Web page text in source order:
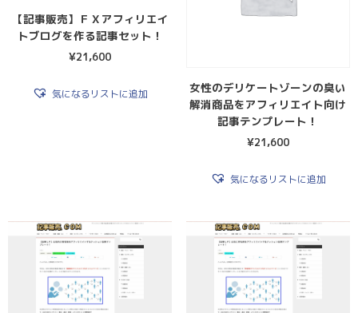
【記事販売】ＦＸアフィリエイ
トブログを作る記事セット！
¥21,600
気になるリストに追加
女性のデリケートゾーンの臭い
解消商品をアフィリエイト向け
記事テンプレート！
¥21,600
気になるリストに追加